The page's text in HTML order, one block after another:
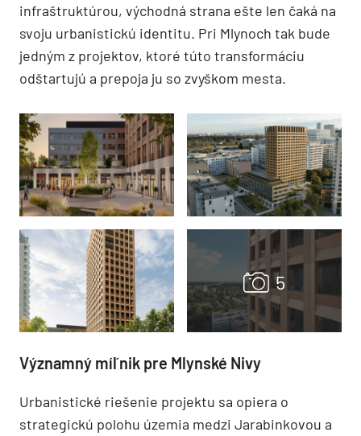
infraštruktúrou, východná strana ešte len čaká na
svoju urbanistickú identitu. Pri Mlynoch tak bude
jedným z projektov, ktoré túto transformáciu
odštartujú a prepoja ju so zvyškom mesta.
Významný míľnik pre Mlynské Nivy
Urbanistické riešenie projektu sa opiera o
strategickú polohu územia medzi Jarabinkovou a